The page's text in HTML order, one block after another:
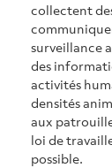
collectent
surveillance
des
activités
densités
aux
loi de
possible.